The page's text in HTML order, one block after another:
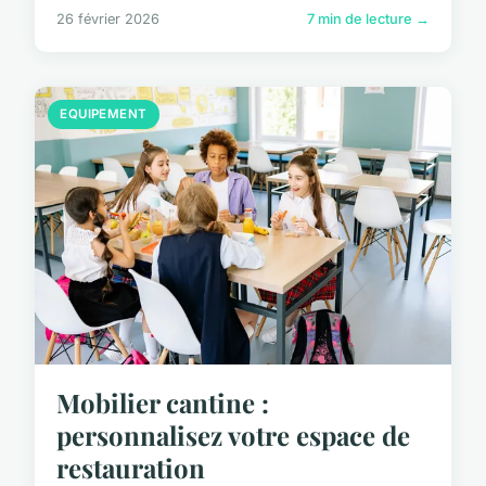
26 février 2026 7 min de lecture →
EQUIPEMENT
Mobilier cantine :
personnalisez votre espace de
restauration